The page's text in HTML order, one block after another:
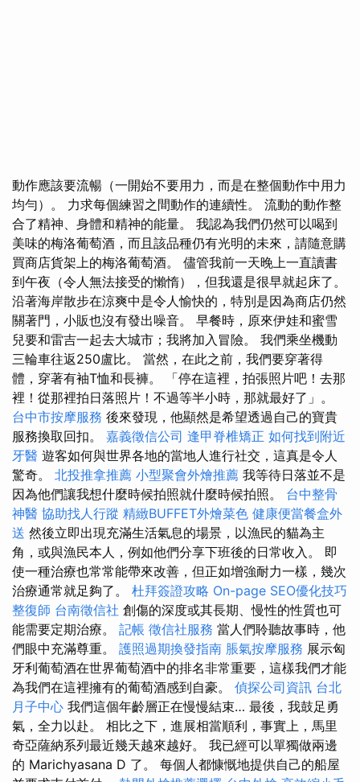
動作應該要流暢（一開始不要用力，而是在整個動作中用力
均勻）。 力求每個練習之間動作的連續性。 流動的動作整
合了精神、身體和精神的能量。 我認為我們仍然可以喝到
美味的梅洛葡萄酒，而且該品種仍有光明的未來，請隨意購
買商店貨架上的梅洛葡萄酒。 儘管我前一天晚上一直讀書
到午夜（令人無法接受的懶惰），但我還是很早就起床了。
沿著海岸散步在涼爽中是令人愉快的，特別是因為商店仍然
關著門，小販也沒有發出噪音。 早餐時，原來伊娃和蜜雪
兒要和雷吉一起去大城市；我將加入冒險。 我們乘坐機動
三輪車往返250盧比。 當然，在此之前，我們要穿著得
體，穿著有袖T恤和長褲。 「停在這裡，拍張照片吧！去那
裡！從那裡拍日落照片！不過等半小時，那就最好了」。
台中市按摩服務 後來發現，他顯然是希望透過自己的寶貴
服務換取回扣。 嘉義徵信公司 逢甲脊椎矯正 如何找到附近
牙醫 遊客如何與世界各地的當地人進行社交，這真是令人
驚奇。 北投推拿推薦 小型聚會外燴推薦 我等待日落並不是
因為他們讓我想什麼時候拍照就什麼時候拍照。 台中整骨
神醫 協助找人行蹤 精緻BUFFET外燴菜色 健康便當餐盒外
送 然後立即出現充滿生活氣息的場景，以漁民的貓為主
角，或與漁民本人，例如他們分享下班後的日常收入。 即
使一種治療也常常能帶來改善，但正如增強耐力一樣，幾次
治療通常就足夠了。 杜拜簽證攻略 On-page SEO優化技巧
整復師 台南徵信社 創傷的深度或其長期、慢性的性質也可
能需要定期治療。 記帳 徵信社服務 當人們聆聽故事時，他
們眼中充滿尊重。 護照過期換發指南 脹氣按摩服務 展示匈
牙利葡萄酒在世界葡萄酒中的排名非常重要，這樣我們才能
為我們在這裡擁有的葡萄酒感到自豪。 偵探公司資訊 台北
月子中心 我們這個年齡層正在慢慢結束… 最後，我鼓足勇
氣，全力以赴。 相比之下，進展相當順利，事實上，馬里
奇亞薩納系列最近幾天越來越好。 我已經可以單獨做兩邊
的 Marichyasana D 了。 每個人都慷慨地提供自己的船屋